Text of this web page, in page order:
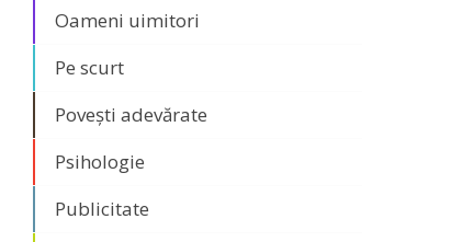
Oameni uimitori
Pe scurt
Povești adevărate
Psihologie
Publicitate